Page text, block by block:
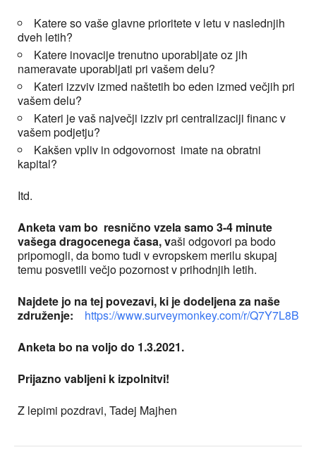
Katere so vaše glavne prioritete v letu v naslednjih
dveh letih?
Katere inovacije trenutno uporabljate oz jih
nameravate uporabljati pri vašem delu?
Kateri izzviv izmed naštetih bo eden izmed večjih pri
vašem delu?
Kateri je vaš največji izziv pri centralizaciji financ v
vašem podjetju?
Kakšen vpliv in odgovornost imate na obratni
kapital?
Itd.
Anketa vam bo resnično vzela samo 3-4 minute
vašega dragocenega časa, vaši odgovori pa bodo
pripomogli, da bomo tudi v evropskem merilu skupaj
temu posvetili večjo pozornost v prihodnjih letih.
Najdete jo na tej povezavi, ki je dodeljena za naše
združenje:
https://www.surveymonkey.com/r/Q7Y7L8B
Anketa bo na voljo do 1.3.2021.
Prijazno vabljeni k izpolnitvi!
Z lepimi pozdravi, Tadej Majhen